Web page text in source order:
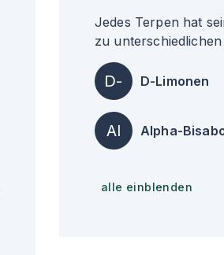
Jedes Terpen hat
zu
D- D-Limonen
Al Alpha-
alle einblenden